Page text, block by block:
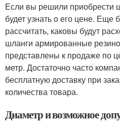
Если вы решили приобрести
будет узнать о его цене.
рассчитать, каковы будут
шланги армированные
представлены к продаже по
метр. Достаточно часто
бесплатную доставку при
количества товара.
Диаметр и возможное